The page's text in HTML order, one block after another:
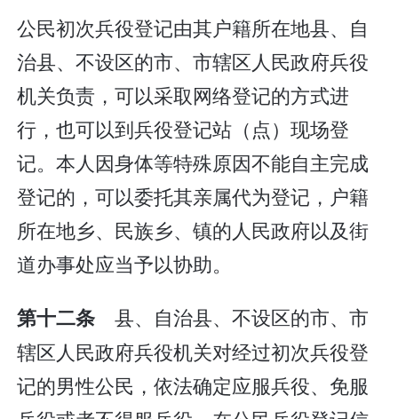
公民初次兵役登记由其户籍所在地县、自
治县、不设区的市、市辖区人民政府兵役
机关负责，可以采取网络登记的方式进
行，也可以到兵役登记站（点）现场登
记。本人因身体等特殊原因不能自主完成
登记的，可以委托其亲属代为登记，户籍
所在地乡、民族乡、镇的人民政府以及街
道办事处应当予以协助。
第十二条 县、自治县、不设区的市、市
辖区人民政府兵役机关对经过初次兵役登
记的男性公民，依法确定应服兵役、免服